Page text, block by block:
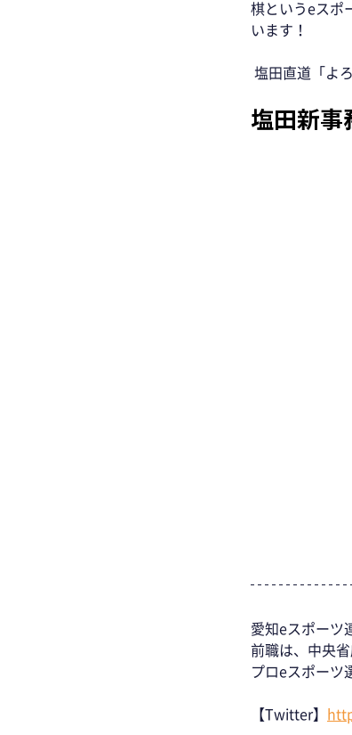
棋というeスポ
います！
塩田直道「よ
塩田新事
愛知eスポーツ
前職は、中央
プロeスポーツ
【Twitter】